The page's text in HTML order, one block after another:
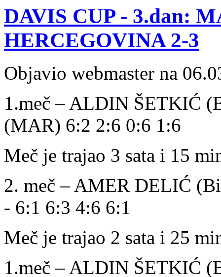
DAVIS CUP - 3.dan:
HERCEGOVINA 2-3
Objavio webmaster na
1.meč – ALDIN ŠETKIĆ
(MAR) 6:2 2:6 0:6 1:6
Meč je trajao 3 sata i 15
2. meč – AMER DELIĆ
- 6:1 6:3 4:6 6:1
Meč je trajao 2 sata i 25
1.meč – ALDIN ŠETKIĆ